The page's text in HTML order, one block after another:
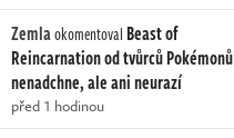
Zemlaokomentoval Beast of
Reincarnation od tvůrců Pokémonů
nenadchne, ale ani neurazí
před 1 hodinou